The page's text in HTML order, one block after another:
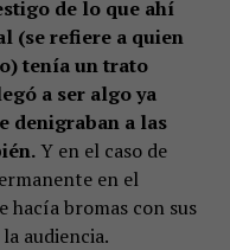
de lo que ahí
(se refiere a quien
tenía un trato
a ser algo ya
denigraban a las
Y en el caso de
en el
hacía bromas con sus
audiencia.